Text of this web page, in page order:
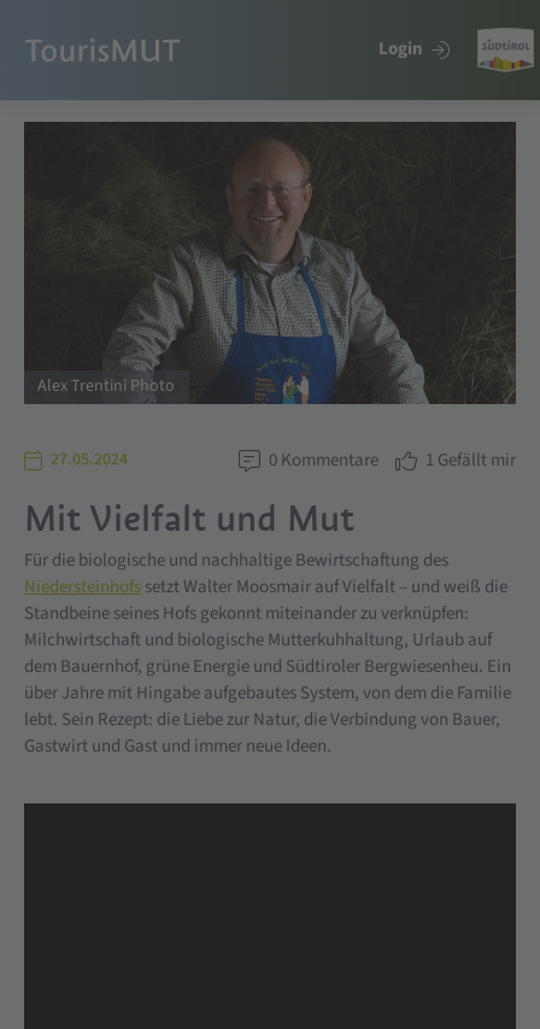
Login
Alex Trentini Photo
0Kommentare 1Gefällt mir
27.05.2024
Mit Vielfalt und Mut
Für die biologische und nachhaltige Bewirtschaftung des
Niedersteinhofssetzt Walter Moosmair auf Vielfalt – und weiß die
Standbeine seines Hofs gekonnt miteinander zu verknüpfen:
Milchwirtschaft und biologische Mutterkuhhaltung, Urlaub auf
dem Bauernhof, grüne Energie und Südtiroler Bergwiesenheu. Ein
über Jahre mit Hingabe aufgebautes System, von dem die Familie
lebt. Sein Rezept: die Liebe zur Natur, die Verbindung von Bauer,
Gastwirt und Gast und immer neue Ideen.